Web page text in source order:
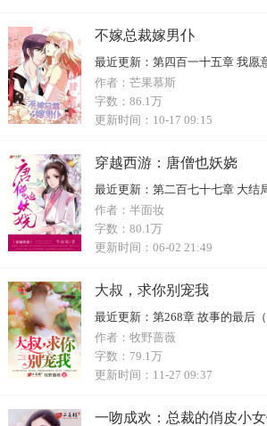
不嫁总裁嫁男仆
最近更新： 第四百一十五章 我愿
作者： 芒果慕斯
字数： 86.1万
更新时间： 10-17 09:15
穿越西游：唐僧也妖娆
最近更新： 第二百七十七章 大结
作者： 半面妆
字数： 80.1万
更新时间： 06-02 21:49
大叔，求你别宠我
最近更新： 第268章 故事的最后（
作者： 牧野蔷薇
字数： 79.1万
更新时间： 11-27 09:37
一吻成欢：总裁的俏皮小